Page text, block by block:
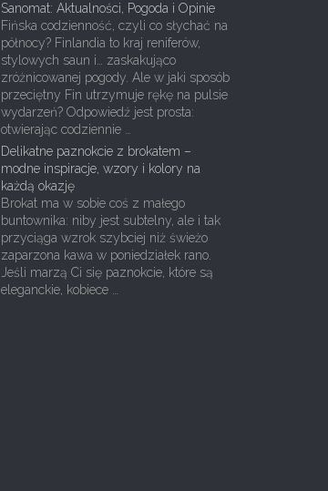
Sanomat: Aktualności, Pogoda i Opinie
Fińska codzienność, czyli co słychać na
północy? Finlandia to kraj reniferów,
stylowych saun i… zaskakująco
zróżnicowanej pogody. Ale w jaki sposób
przeciętny Fin utrzymuje rękę na pulsie
wydarzeń? Odpowiedź jest prosta:
otwierając codziennie …
Delikatne paznokcie z brokatem –
modne inspiracje, wzory i kolory na
każdą okazję
Brokat ma w sobie coś z małego
buntownika: niby jest subtelny, ale i tak
przyciąga wzrok szybciej niż świeżo
zaparzona kawa w poniedziałek rano.
Jeśli marzą Ci się paznokcie, które są
eleganckie, kobiece …